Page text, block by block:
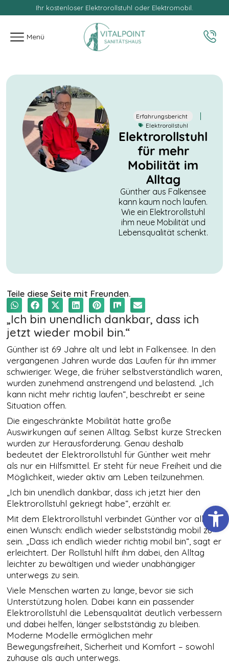
Ihr kostenloser Elektrorollstuhl oder Elektromobil.
Menü
Erfahrungsbericht
Elektrorollstuhl
Elektrorollstuhl
für mehr
Mobilität im
Alltag
Günther aus Falkensee
kann kaum noch laufen.
Wie ein Elektrorollstuhl
ihm neue Mobilität und
Lebensqualität schenkt.
„Ich bin unendlich dankbar, dass ich
jetzt wieder mobil bin.“
Günther ist 69 Jahre alt und lebt in Falkensee. In den
vergangenen Jahren wurde das Laufen für ihn immer
schwieriger. Wege, die früher selbstverständlich waren,
wurden zunehmend anstrengend und belastend. „Ich
kann nicht mehr richtig laufen“, beschreibt er seine
Situation offen.
Die eingeschränkte Mobilität hatte große
Auswirkungen auf seinen Alltag. Selbst kurze Strecken
wurden zur Herausforderung. Genau deshalb
bedeutet der Elektrorollstuhl für Günther weit mehr
als nur ein Hilfsmittel. Er steht für neue Freiheit und die
Möglichkeit, wieder aktiv am Leben teilzunehmen.
„Ich bin unendlich dankbar, dass ich jetzt hier den
Elektrorollstuhl gekriegt habe“, erzählt er.
Mit dem Elektrorollstuhl verbindet Günther vor allem
einen Wunsch: endlich wieder selbstständig mobil zu
sein. „Dass ich endlich wieder richtig mobil bin“, sagt er
erleichtert. Der Rollstuhl hilft ihm dabei, den Alltag
leichter zu bewältigen und wieder unabhängiger
unterwegs zu sein.
Viele Menschen warten zu lange, bevor sie sich
Unterstützung holen. Dabei kann ein passender
Elektrorollstuhl die Lebensqualität deutlich verbessern
und dabei helfen, länger selbstständig zu bleiben.
Moderne Modelle ermöglichen mehr
Bewegungsfreiheit, Sicherheit und Komfort – sowohl
zuhause als auch unterwegs.
Teile diese Seite mit Freunden.
NOTWENDIGE
COOKIES
Diese Cookies
optional. Es
werden
standardmäßig
nur solche
Cookies
gesetzt, die für
den Betrieb der
zwingend
erforderlich
dem
berechtigten
Interesse
gemäß Art. 6
Abs. 1 S. 1 lit. f)
DSGVO
entsprechen.
STATISTIKEN
Damit wir die
Funktionalität
und die
Struktur der
Website